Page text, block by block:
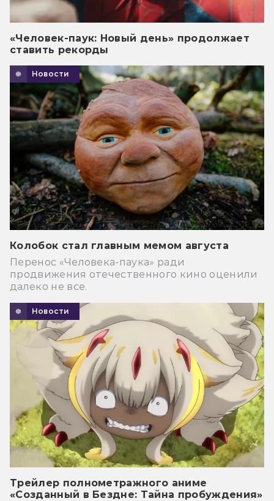
«Человек-паук: Новый день» продолжает
ставить рекорды
Новости
Колобок стал главным мемом августа
Перенос «Человека-паука» ради
продвижения отечественного кино оценили
далеко не все.
Новости
Трейлер полнометражного аниме
«Созданный в Бездне: Тайна пробуждения»